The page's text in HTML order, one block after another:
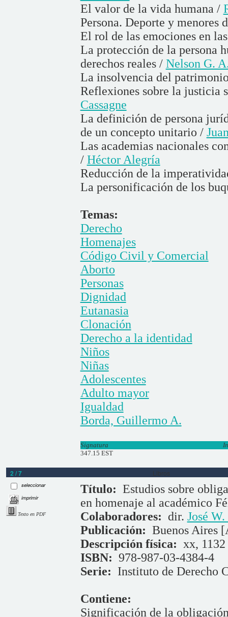
El valor de la vida humana /
Persona. Deporte y menores
El rol de las emociones en
La protección de la persona
derechos reales / Nelson G.
La insolvencia del
Reflexiones sobre la justicia
Cassagne
La definición de persona
de un concepto unitario /
Las academias nacionales
/ Héctor Alegría
Reducción de la
La personificación de los
Temas:
Derecho
Homenajes
Código Civil y Comercial
Aborto
Personas
Dignidad
Eutanasia
Clonación
Derecho a la identidad
Niños
Niñas
Adolescentes
Adulto mayor
Igualdad
Borda, Guillermo A.
Signatura
347.15 EST
2 / 7 Libros
seleccionar
imprimir
Texto en PDF
Título: Estudios sobre
en homenaje al académico
Colaboradores: dir. José
Publicación: Buenos Aires
Descripción física: xx, 1132
ISBN: 978-987-03-4384-4
Serie: Instituto de Derecho
Contiene:
Significación de la